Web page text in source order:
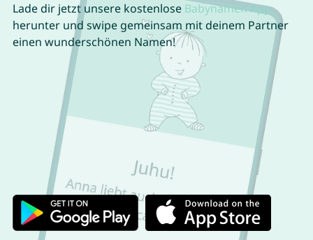
Lade dir jetzt unsere kostenlose Babynamen App
herunter und swipe gemeinsam mit deinem Partner
einen wunderschönen Namen!